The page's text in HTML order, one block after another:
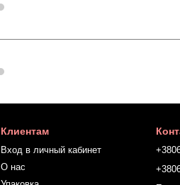
Клиентам
Вход в личный кабинет
О нас